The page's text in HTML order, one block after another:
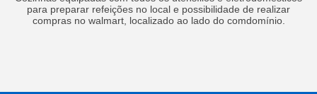
para preparar refeições no local e possibilidade de realizar
compras no walmart, localizado ao lado do comdomínio.